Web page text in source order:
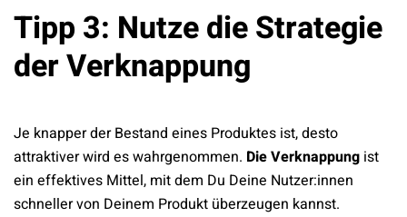
Tipp 3: Nutze die Strategie
der Verknappung
Je knapper der Bestand eines Produktes ist, desto
attraktiver wird es wahrgenommen. Die Verknappung ist
ein effektives Mittel, mit dem Du Deine Nutzer:innen
schneller von Deinem Produkt überzeugen kannst.